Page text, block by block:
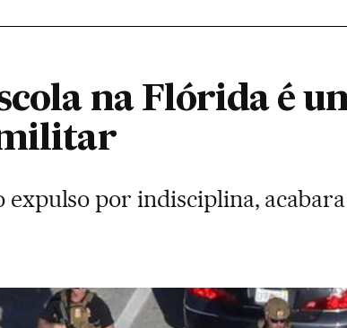
na Flórida é
expulso por indisciplina,